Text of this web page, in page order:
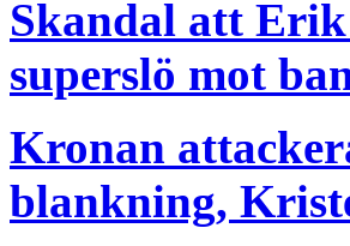
Skandal att
superslö mot
Kronan
blankning,